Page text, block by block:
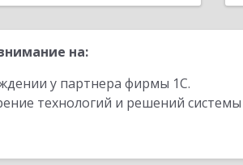
на:
у партнера фирмы 1С.
технологий и решений